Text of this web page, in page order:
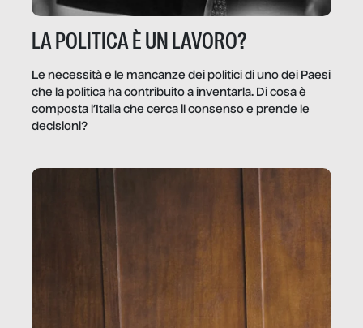
LA POLITICA È UN LAVORO?
Le necessità e le mancanze dei politici di uno dei Paesi
che la politica ha contribuito a inventarla. Di cosa è
composta l’Italia che cerca il consenso e prende le
decisioni?